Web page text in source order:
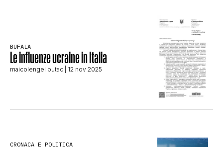
CONTATTI
CHI SIAMO
BUFALA
Le influenze ucraine in Italia
maicolengel butac | 12 nov 2025
CRONACA E POLITICA